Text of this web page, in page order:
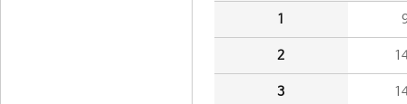
1
2
3